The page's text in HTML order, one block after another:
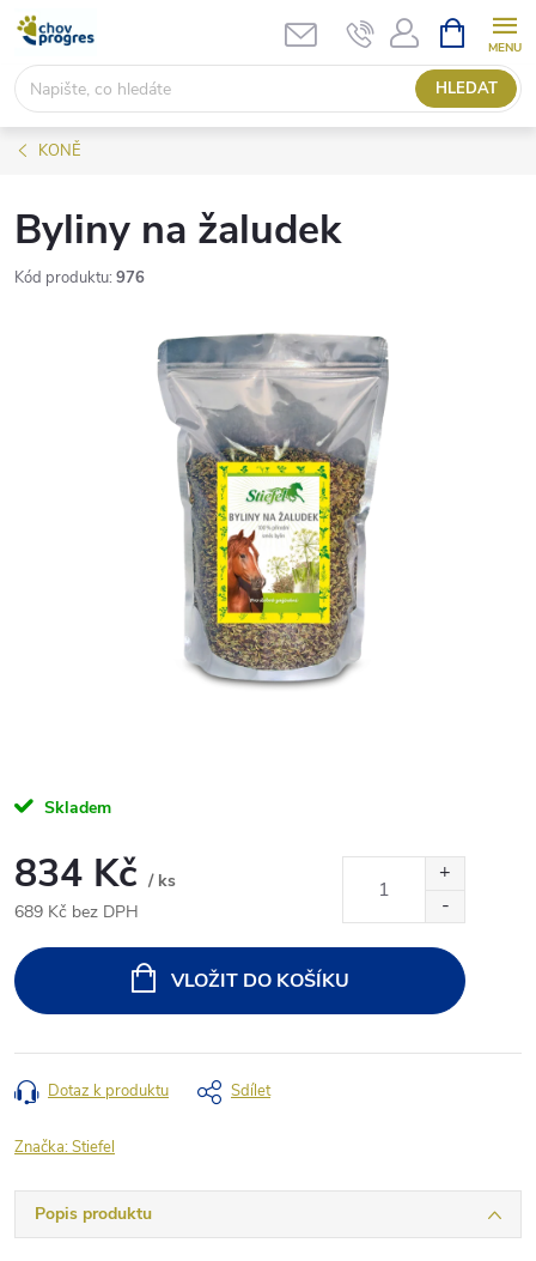
Přejít
obsah
HLEDAT
NÁKUPNÍ
KOŠÍK
KONĚ
Byliny na žaludek
Kód produktu: 976
Skladem
834 Kč / ks
689 Kč bez DPH
cena:
VLOŽIT DO KOŠÍKU
Dotaz k produktu Sdílet
Značka:Stiefel
Popis produktu